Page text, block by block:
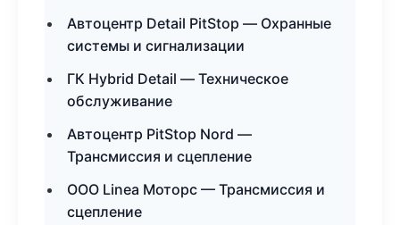
Автоцентр Detail PitStop — Охранные
системы и сигнализации
ГК Hybrid Detail — Техническое
обслуживание
Автоцентр PitStop Nord —
Трансмиссия и сцепление
ООО Linea Моторс — Трансмиссия и
сцепление